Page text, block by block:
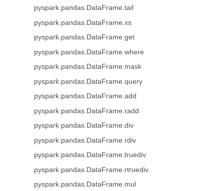
pyspark.pandas.DataFrame.tail
pyspark.pandas.DataFrame.xs
pyspark.pandas.DataFrame.get
pyspark.pandas.DataFrame.where
pyspark.pandas.DataFrame.mask
pyspark.pandas.DataFrame.query
pyspark.pandas.DataFrame.add
pyspark.pandas.DataFrame.radd
pyspark.pandas.DataFrame.div
pyspark.pandas.DataFrame.rdiv
pyspark.pandas.DataFrame.truediv
pyspark.pandas.DataFrame.rtruediv
pyspark.pandas.DataFrame.mul